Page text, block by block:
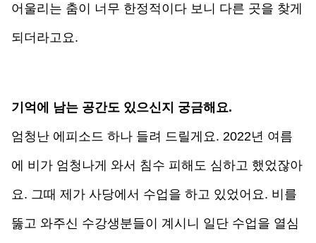
어울리는 춤이 너무 한정적이다 보니 다른 곳을 찾게
되더라고요.
기억에 남는 공간도 있으신지 궁금해요.
엄청난 에피소드 하나 들려 드릴게요. 2022년 여름
에 비가 엄청나게 와서 침수 피해도 심하고 했었잖아
요. 그때 제가 사당에서 수업을 하고 있었어요. 비를
뚫고 와주신 수강생분들이 계시니 일단 수업을 열심